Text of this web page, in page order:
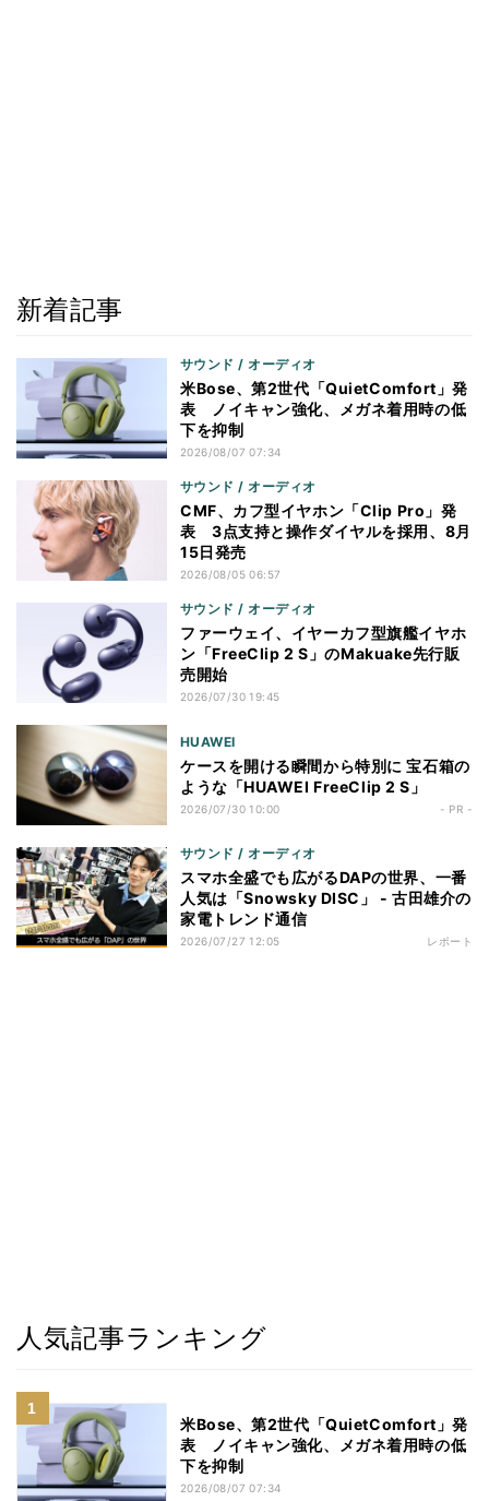
新着記事
サウンド / オーディオ
米Bose、第2世代「QuietComfort」発
表 ノイキャン強化、メガネ着用時の低
下を抑制
2026/08/07 07:34
サウンド / オーディオ
CMF、カフ型イヤホン「Clip Pro」発
表 3点支持と操作ダイヤルを採用、8月
15日発売
2026/08/05 06:57
サウンド / オーディオ
ファーウェイ、イヤーカフ型旗艦イヤホ
ン「FreeClip 2 S」のMakuake先行販
売開始
2026/07/30 19:45
HUAWEI
ケースを開ける瞬間から特別に 宝石箱の
ような「HUAWEI FreeClip 2 S」
2026/07/30 10:00 - PR -
サウンド / オーディオ
スマホ全盛でも広がるDAPの世界、一番
人気は「Snowsky DISC」 - 古田雄介の
家電トレンド通信
2026/07/27 12:05 レポート
人気記事ランキング
米Bose、第2世代「QuietComfort」発
表 ノイキャン強化、メガネ着用時の低
下を抑制
2026/08/07 07:34